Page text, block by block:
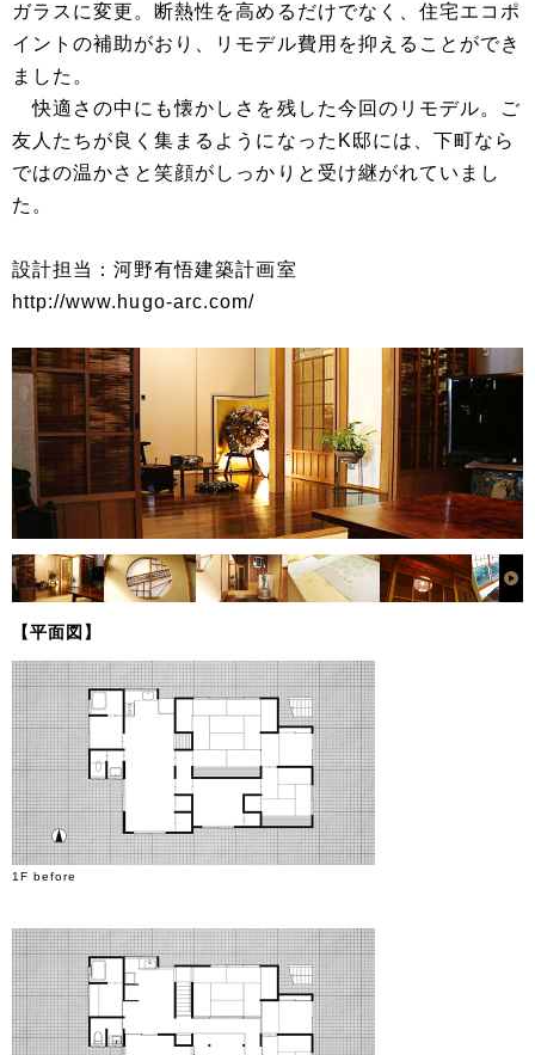
ガラスに変更。断熱性を高めるだけでなく、住宅エコポ
イントの補助がおり、リモデル費用を抑えることができ
ました。
快適さの中にも懐かしさを残した今回のリモデル。ご
友人たちが良く集まるようになったK邸には、下町なら
ではの温かさと笑顔がしっかりと受け継がれていまし
た。
設計担当：河野有悟建築計画室
http://www.hugo-arc.com/
【平面図】
1F before